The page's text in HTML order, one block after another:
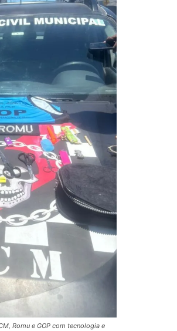
Romu e GOP com tecnologia e